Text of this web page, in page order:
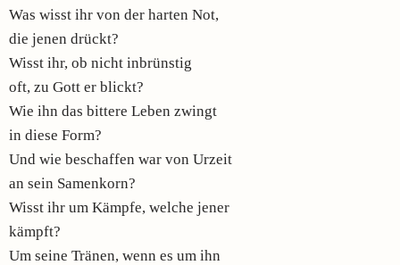
Was wisst ihr von der harten Not,
die jenen drückt?
Wisst ihr, ob nicht inbrünstig
oft, zu Gott er blickt?
Wie ihn das bittere Leben zwingt
in diese Form?
Und wie beschaffen war von Urzeit
an sein Samenkorn?
Wisst ihr um Kämpfe, welche jener
kämpft?
Um seine Tränen, wenn es um ihn